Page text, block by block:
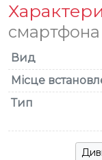
смартфона
Вид
Місце
Тип